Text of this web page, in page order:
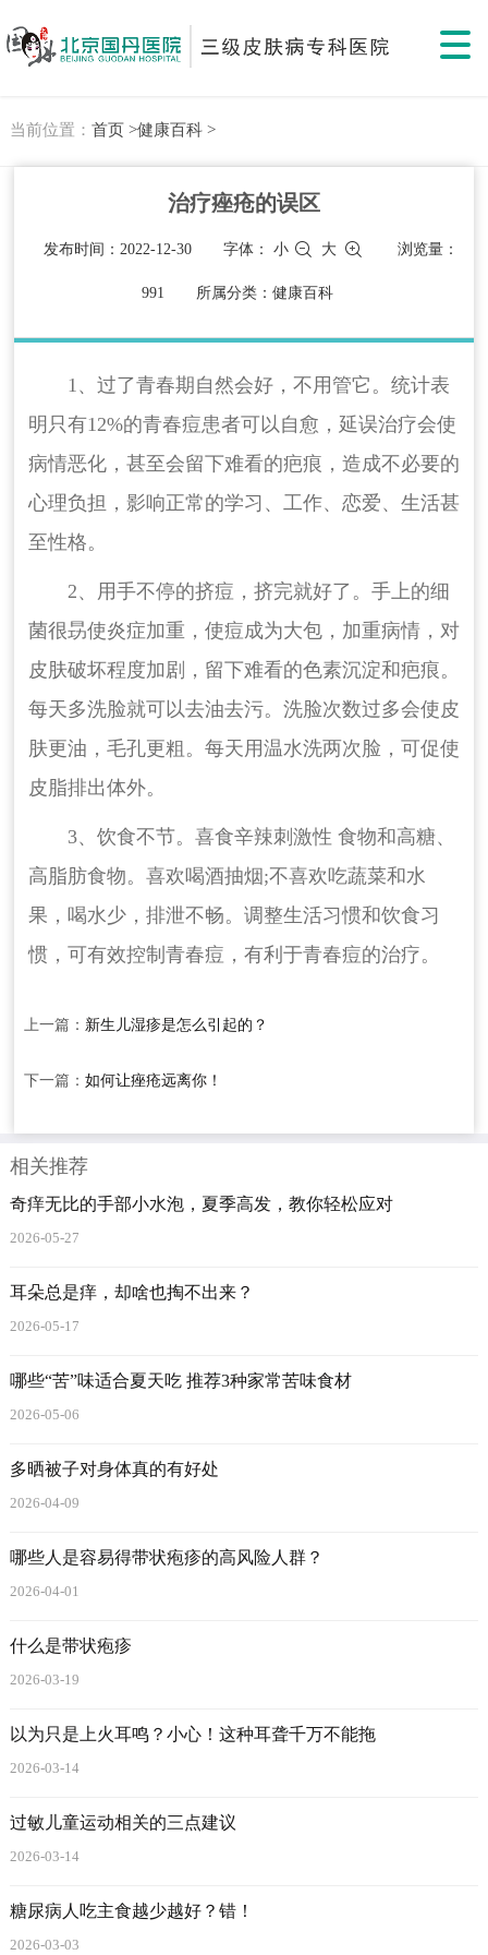
当前位置： 首页 >健康百科 >
治疗痤疮的误区
发布时间：2022-12-30 字体：小 大 浏览量：
991 所属分类：健康百科
1、过了青春期自然会好，不用管它。统计表
明只有12%的青春痘患者可以自愈，延误治疗会使
病情恶化，甚至会留下难看的疤痕，造成不必要的
心理负担，影响正常的学习、工作、恋爱、生活甚
至性格。
2、用手不停的挤痘，挤完就好了。手上的细
菌很昮使炎症加重，使痘成为大包，加重病情，对
皮肤破坏程度加剧，留下难看的色素沉淀和疤痕。
每天多洗脸就可以去油去污。洗脸次数过多会使皮
肤更油，毛孔更粗。每天用温水洗两次脸，可促使
皮脂排出体外。
3、饮食不节。喜食辛辣刺激性 食物和高糖、
高脂肪食物。喜欢喝酒抽烟;不喜欢吃蔬菜和水
果，喝水少，排泄不畅。调整生活习惯和饮食习
惯，可有效控制青春痘，有利于青春痘的治疗。
上一篇： 新生儿湿疹是怎么引起的？
下一篇： 如何让痤疮远离你！
相关推荐
奇痒无比的手部小水泡，夏季高发，教你轻松应对
2026-05-27
耳朵总是痒，却啥也掏不出来？
2026-05-17
哪些“苦”味适合夏天吃 推荐3种家常苦味食材
2026-05-06
多晒被子对身体真的有好处
2026-04-09
哪些人是容易得带状疱疹的高风险人群？
2026-04-01
什么是带状疱疹
2026-03-19
以为只是上火耳鸣？小心！这种耳聋千万不能拖
2026-03-14
过敏儿童运动相关的三点建议
2026-03-14
糖尿病人吃主食越少越好？错！
2026-03-03